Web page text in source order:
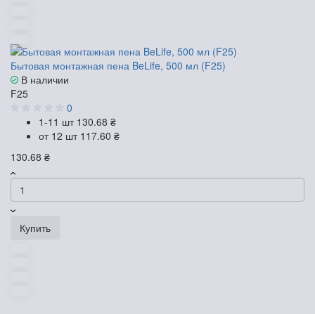
Бытовая монтажная пена BeLife, 500 мл (F25)
В наличии
F25
0
1-11 шт 130.68 ₴
от 12 шт 117.60 ₴
130.68 ₴
Купить